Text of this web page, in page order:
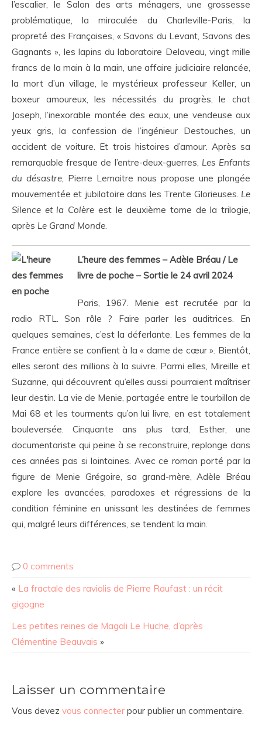
l’escalier, le Salon des arts ménagers, une grossesse
problématique, la miraculée du Charleville-Paris, la
propreté des Françaises, « Savons du Levant, Savons des
Gagnants », les lapins du laboratoire Delaveau, vingt mille
francs de la main à la main, une affaire judiciaire relancée,
la mort d’un village, le mystérieux professeur Keller, un
boxeur amoureux, les nécessités du progrès, le chat
Joseph, l’inexorable montée des eaux, une vendeuse aux
yeux gris, la confession de l’ingénieur Destouches, un
accident de voiture. Et trois histoires d’amour. Après sa
remarquable fresque de l’entre-deux-guerres, Les Enfants
du désastre, Pierre Lemaitre nous propose une plongée
mouvementée et jubilatoire dans les Trente Glorieuses. Le
Silence et la Colère est le deuxième tome de la trilogie,
après Le Grand Monde.
L’heure des femmes – Adèle Bréau / Le
livre de poche – Sortie le 24 avril 2024
Paris, 1967. Menie est recrutée par la
radio RTL. Son rôle ? Faire parler les auditrices. En
quelques semaines, c’est la déferlante. Les femmes de la
France entière se confient à la « dame de cœur ». Bientôt,
elles seront des millions à la suivre. Parmi elles, Mireille et
Suzanne, qui découvrent qu’elles aussi pourraient maîtriser
leur destin. La vie de Menie, partagée entre le tourbillon de
Mai 68 et les tourments qu’on lui livre, en est totalement
bouleversée. Cinquante ans plus tard, Esther, une
documentariste qui peine à se reconstruire, replonge dans
ces années pas si lointaines. Avec ce roman porté par la
figure de Menie Grégoire, sa grand-mère, Adèle Bréau
explore les avancées, paradoxes et régressions de la
condition féminine en unissant les destinées de femmes
qui, malgré leurs différences, se tendent la main.
0 comments
« La fractale des raviolis de Pierre Raufast : un récit
gigogne
Les petites reines de Magali Le Huche, d’après
Clémentine Beauvais »
Laisser un commentaire
Vous devez vous connecter pour publier un commentaire.